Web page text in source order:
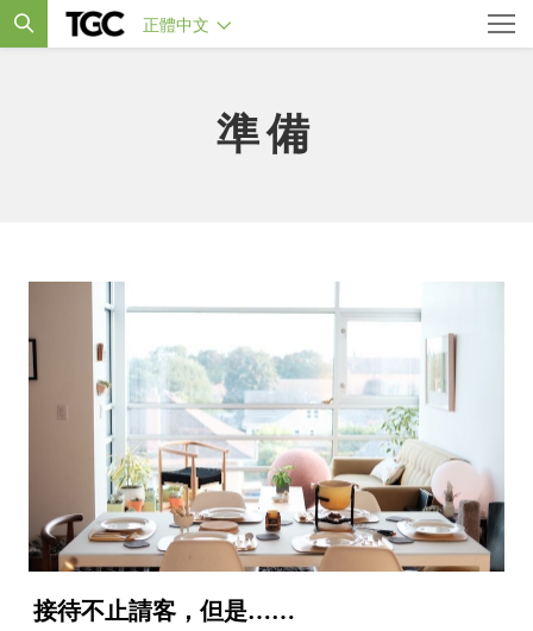
正體中文
準備
接待不止請客，但是……